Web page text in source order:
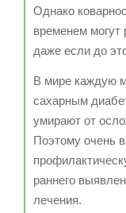
Однако
временем могут
даже если до
В мире каждую
сахарным
умирают от
Поэтому очень
раннего
лечения.